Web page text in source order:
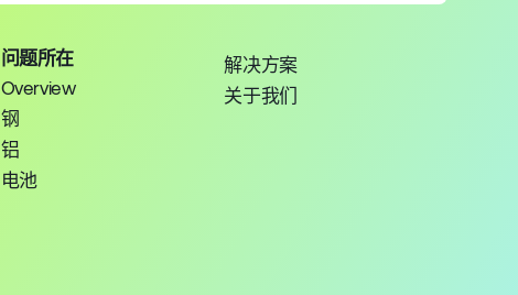
问题所在
Overview
钢
铝
电池
解决方案
关于我们